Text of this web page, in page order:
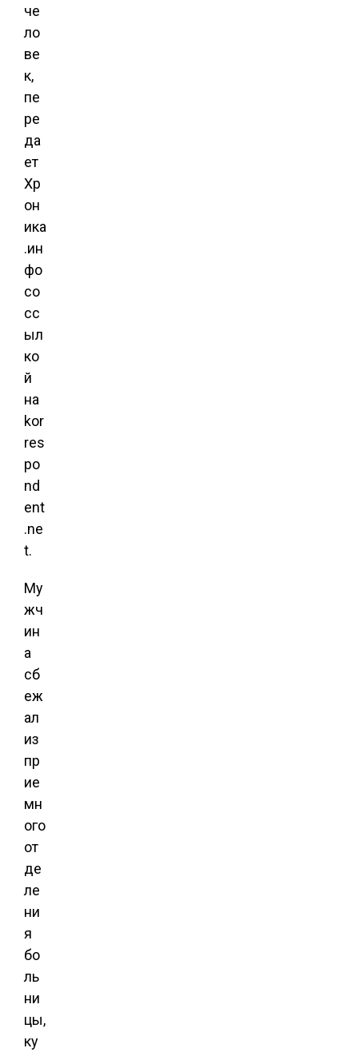
че
ло
ве
к,
пе
ре
да
ет
Хр
он
ика
.ин
фо
со
сс
ыл
ко
й
на
kor
res
po
nd
ent
.ne
t.
Му
жч
ин
а
сб
еж
ал
из
пр
ие
мн
ого
от
де
ле
ни
я
бо
ль
ни
цы,
ку